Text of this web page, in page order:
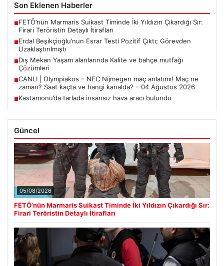
Son Eklenen Haberler
■FETÖ’nün Marmaris Suikast Timinde İki Yıldızın Çıkardığı Sır:
Firari Teröristin Detaylı İtirafları
■Erdal Beşikçioğlu’nun Esrar Testi Pozitif Çıktı; Görevden
Uzaklaştırılmıştı
■Dış Mekan Yaşam alanlarında Kalite ve bahçe mutfağı
Çözümleri
■CANLI | Olympiakos – NEC Nijmegen maç anlatımı! Maç ne
zaman? Saat kaçta ve hangi kanalda? – 04 Ağustos 2026
■Kastamonu’da tarlada insansız hava aracı bulundu
Güncel
05/08/2026
FETÖ’nün Marmaris Suikast Timinde İki Yıldızın Çıkardığı Sır:
Firari Teröristin Detaylı İtirafları